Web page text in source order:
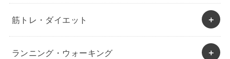
筋トレ・ダイエット
ランニング・ウォーキング